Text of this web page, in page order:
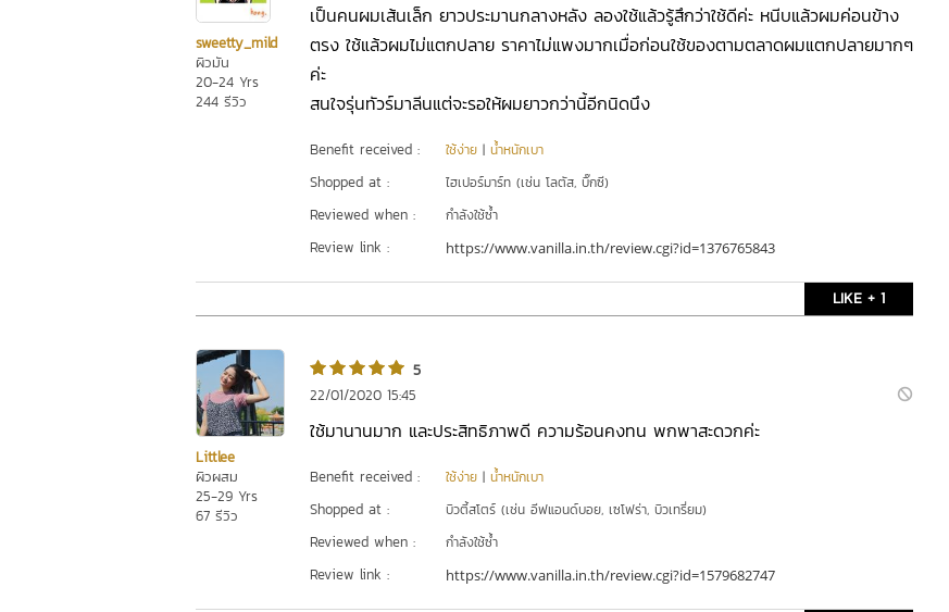
sweetty_mild
ผิวมัน
20-24 Yrs
244 รีวิว
เป็นคนผมเส้นเล็ก ยาวประมานกลางหลัง ลองใช้แล้วรู้สึกว่าใช้ดีค่ะ หนีบแล้วผมค่อนข้าง
ตรง ใช้แล้วผมไม่แตกปลาย ราคาไม่แพงมากเมื่อก่อนใช้ของตามตลาดผมแตกปลายมากๆ
ค่ะ
สนใจรุ่นทัวร์มาลีนแต่จะรอให้ผมยาวกว่านี้อีกนิดนึง
Benefit received : ใช้ง่าย | น้ำหนักเบา
Shopped at : ไฮเปอร์มาร์ท (เช่น โลตัส, บิ๊กซี)
Reviewed when : กำลังใช้ซ้ำ
Review link : https://www.vanilla.in.th/review.cgi?id=1376765843
LIKE + 1
Littlee
ผิวผสม
25-29 Yrs
67 รีวิว
5
22/01/2020 15:45
ใช้มานานมาก และประสิทธิภาพดี ความร้อนคงทน พกพาสะดวกค่ะ
Benefit received : ใช้ง่าย | น้ำหนักเบา
Shopped at : บิวตี้สโตร์ (เช่น อีฟแอนด์บอย, เซโฟร่า, บิวเทรี่ยม)
Reviewed when : กำลังใช้ซ้ำ
Review link : https://www.vanilla.in.th/review.cgi?id=1579682747